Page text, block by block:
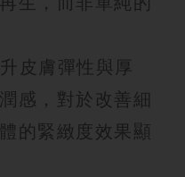
皮膚彈性與厚
感，對於改善細
的緊緻度效果顯